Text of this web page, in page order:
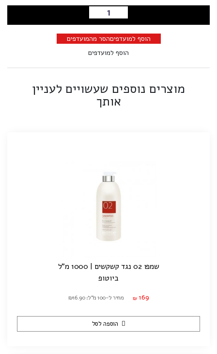
הוספה לסל
הוסף למועדפיםהסר מהמועדפים
הוסף למועדפים
מוצרים נוספים שעשויים לעניין
אותך
שמפו 02 נגד קשקשים | 1000 מ"ל
ביוטופ
₪ 169 מחיר ל-100 מ"ל: ₪16.90
הוספה לסל